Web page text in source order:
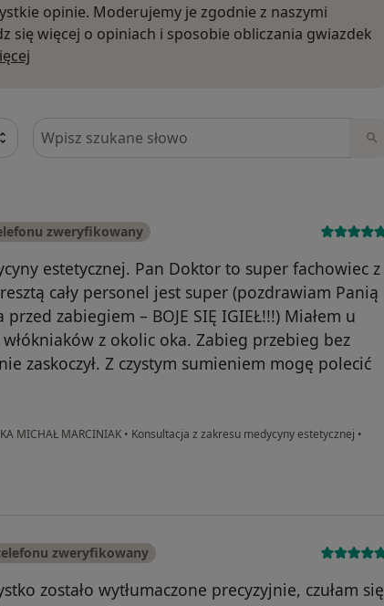
opinie. Moderujemy je zgodnie z naszymi
się więcej o opiniach i sposobie obliczania gwiazdek
Szukaj w opiniach
zweryfikowany
estetycznej. Pan Doktor to super fachowiec z
cały personel jest super (pozdrawiam Panią
zabiegiem – BOJE SIĘ IGIEŁ!!!) Miałem u
z okolic oka. Zabieg przebieg bez
zaskoczył. Z czystym sumieniem mogę polecić
MICHAŁ MARCINIAK • Konsultacja z zakresu medycyny estetycznej •
zweryfikowany
zostało wytłumaczone precyzyjnie, czułam się